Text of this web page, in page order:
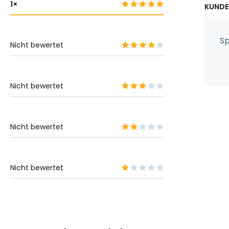
1
Nicht bewertet
Nicht bewertet
Nicht bewertet
Nicht bewertet
KUNDE